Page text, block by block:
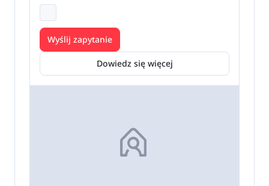
Dowiedz się więcej
Wyślij zapytanie